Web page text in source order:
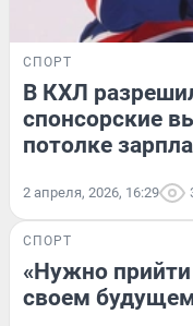
СПОРТ
В КХЛ
спонсорские
потолке
2 апреля, 2026, 16:29
СПОРТ
«Нужно
своем